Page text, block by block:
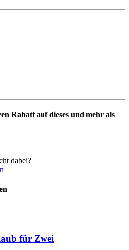
Rabatt auf dieses und mehr als
dabei?
für Zwei